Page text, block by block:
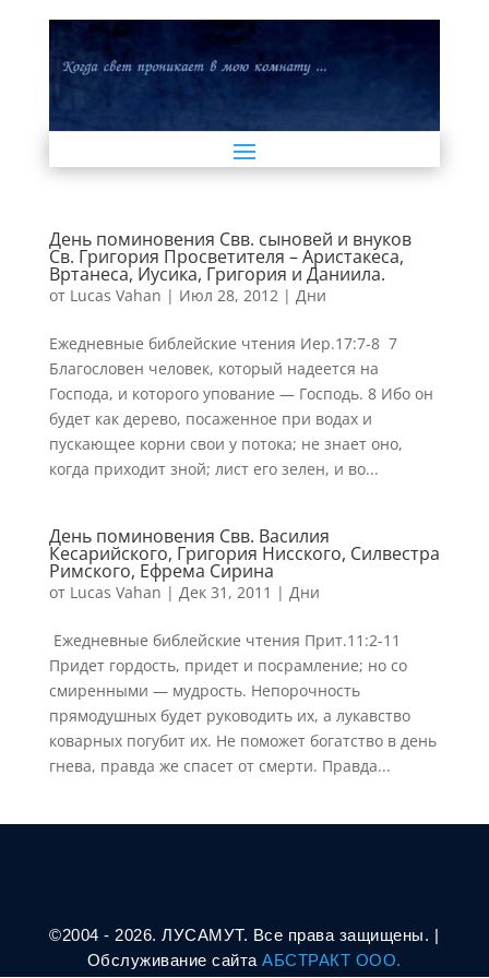
День поминовения Свв. сыновей и внуков
Св. Григория Просветителя – Аристакеса,
Вртанеса, Иусика, Григория и Даниила.
от Lucas Vahan | Июл 28, 2012| Дни
Ежедневные библейские чтения Иер.17:7-8 7
Благословен человек, который надеется на
Господа, и которого упование — Господь. 8 Ибо он
будет как дерево, посаженное при водах и
пускающее корни свои у потока; не знает оно,
когда приходит зной; лист его зелен, и во...
День поминовения Свв. Василия
Кесарийского, Григория Нисского, Силвестра
Римского, Ефрема Сирина
от Lucas Vahan | Дек 31, 2011 | Дни
Ежедневные библейские чтения Прит.11:2-11
Придет гордость, придет и посрамление; но со
смиренными — мудрость. Непорочность
прямодушных будет руководить их, а лукавство
коварных погубит их. Не поможет богатство в день
гнева, правда же спасет от смерти. Правда...
©2004 - 2026. ЛУСАМУТ. Все права защищены. |
Oбслуживание сайтаАБСТРАКТ ООО.